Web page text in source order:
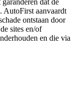
AutoFirst aanvaardt
ontstaan door
sites en/of
en die via